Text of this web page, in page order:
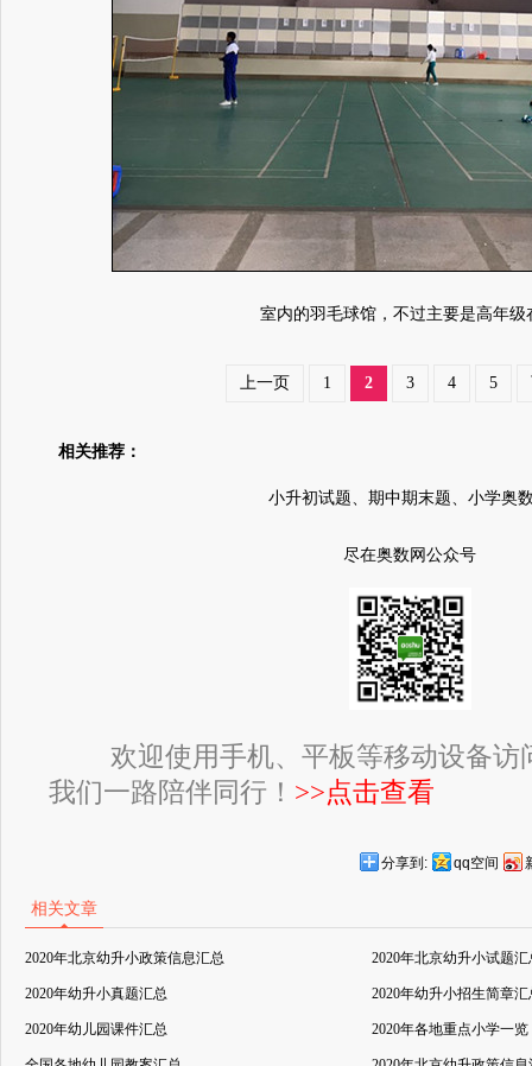
室内的羽毛球馆，不过主要是高年级
上一页 1 2 3 4 5
相关推荐：
小升初试题、期中期末题、小学奥
尽在奥数网公众号
欢迎使用手机、平板等移动设备访
我们一路陪伴同行！ >>点击查看
分享到: qq空间
相关文章
2020年北京幼升小政策信息汇总 2020年北京幼升小试题汇
2020年幼升小真题汇总 2020年幼升小招生简章汇
2020年幼儿园课件汇总 2020年各地重点小学一览